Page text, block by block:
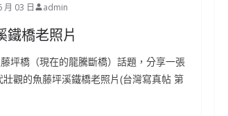
月 03 日 admin
鐵橋老照片
坪橋（現在的龍騰斷橋）話題，分享一張
觀的魚藤坪溪鐵橋老照片(台灣寫真帖 第